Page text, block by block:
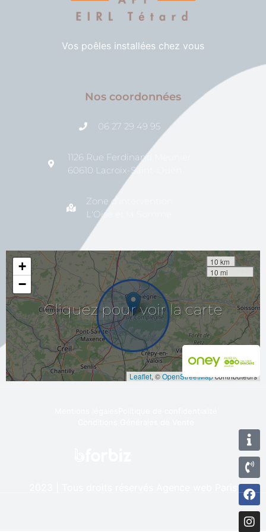
Vos poêles installées chez vous
Nos coordonnées
06 27 29 49 95
1126 Rue Ferdinand Meunier
60610 Lacroix-Saint-Ouen
Zone d'intervention
L'Oise et la Somme
Cliquez pour voir la carte
+
−
10 km
10 mi
Leaflet, ©OpenStreetMapcontributeurs